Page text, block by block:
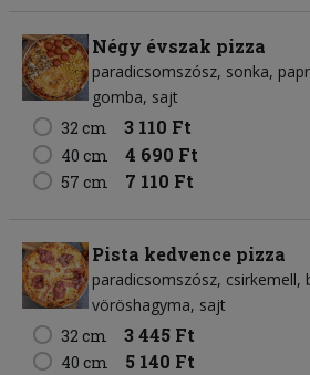
Négy évszak pizza
paradicsomszósz sonka
gomba sajt
32 cm
3 110 Ft
40 cm 4 690 Ft
57 cm 7 110 Ft
Pista kedvence pizza
paradicsomszósz csirkemell
vöröshagyma sajt
32 cm
3 445 Ft
40 cm 5 140 Ft